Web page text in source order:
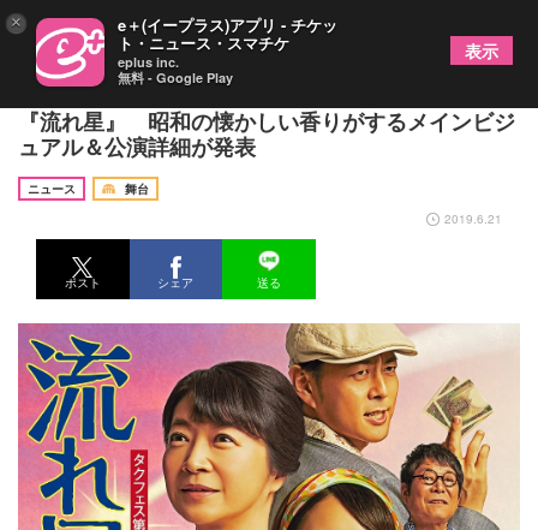
田中美佐子、飯豊まりえ出演のタクフェス第7弾
『流れ星』 昭和の懐かしい香りがするメインビジ
ュアル＆公演詳細が発表
ニュース
舞台
2019.6.21
ポスト シェア 送る
× e＋(イープラス)アプリ - チケッ
ト・ニュース・スマチケ
eplus inc.
無料 - Google Play
表示